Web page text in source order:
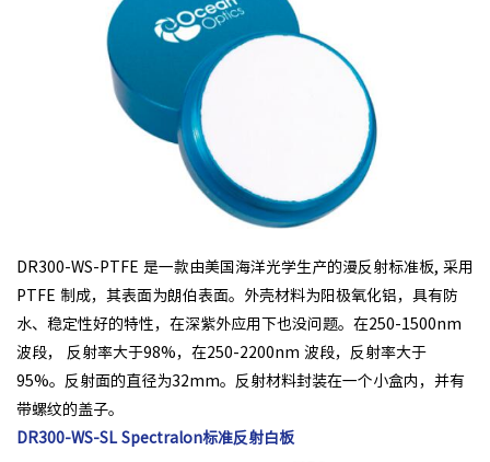
DR300-WS-PTFE 是一款由美国海洋光学生产的漫反射标准板, 采用
PTFE 制成，其表面为朗伯表面。外壳材料为阳极氧化铝，具有防
水、稳定性好的特性，在深紫外应用下也没问题。在250-1500nm
波段， 反射率大于98%，在250-2200nm 波段，反射率大于
95%。反射面的直径为32mm。反射材料封装在一个小盒内，并有
带螺纹的盖子。
DR300-WS-SL Spectralon标准反射白板